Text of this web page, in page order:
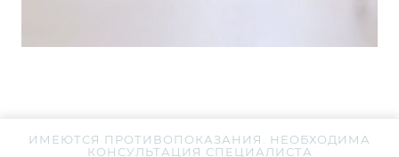
ИМЕЮТСЯ ПРОТИВОПОКАЗАНИЯ. НЕОБХОДИМА
КОНСУЛЬТАЦИЯ СПЕЦИАЛИСТА